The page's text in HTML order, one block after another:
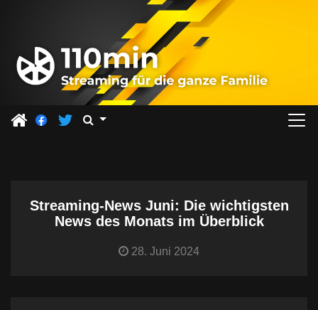
Streaming-News Juni: Die wichtigsten
News des Monats im Überblick
28. Juni 2024